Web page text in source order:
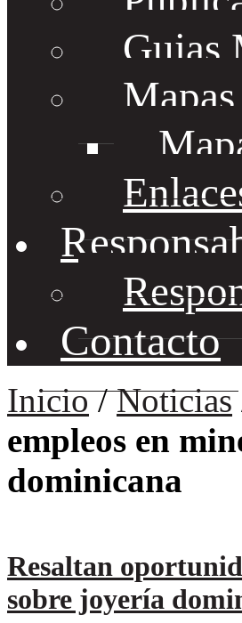
Guias
Mapas
Contacto
Inicio/Noticias
empleos en
dominicana
Resaltan
sobre joyería